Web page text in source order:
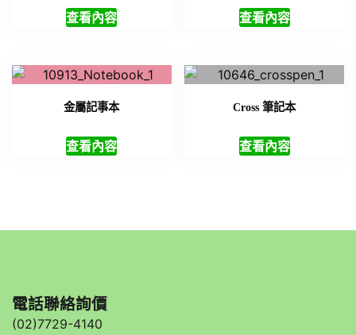
查看內容 查看內容
金屬記事本
查看內容
Cross 筆記本
查看內容
電話聯絡詢價
(02)7729-4140